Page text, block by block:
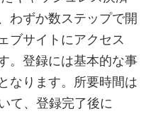
わずか数ステップで開
ブサイトにアクセス
。登録には基本的な事
なります。所要時間は
て、登録完了後に